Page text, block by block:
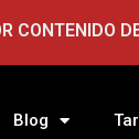
CONTENIDO
Blog